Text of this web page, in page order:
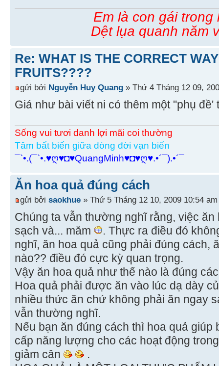
Em là con gái trong
Dệt lụa quanh năm
Re: WHAT IS THE CORRECT
FRUITS????
gửi bởi Nguyễn Huy Quang » Thứ 4 Tháng 12 09,
Giá như bài viết ni có thêm một "phụ
Sống vui tươi danh lợi mãi coi thường
Tâm bất biến giữa dòng đời vạn biến
¯`•.(¯`•.♥ღ♥◘♥QuangMinh♥◘♥ღ♥.•´¯).•´¯
Ăn hoa quả đúng cách
gửi bởi saokhue » Thứ 5 Tháng 12 10, 2009 10:54 am
Chúng ta vẫn thường nghĩ rằng, việc
sạch và... măm
. Thực ra điều đó
nghĩ, ăn hoa quả cũng phải đúng cách,
nào?? điều đó cực kỳ quan trọng.
Vậy ăn hoa quả như thế nào là đúng
Hoa quả phải được ăn vào lúc dạ dày
nhiều thức ăn chứ không phải ăn ngay
vẫn thường nghĩ.
Nếu bạn ăn đúng cách thì hoa quả giúp
cấp năng lượng cho các hoạt động
giảm cân
.